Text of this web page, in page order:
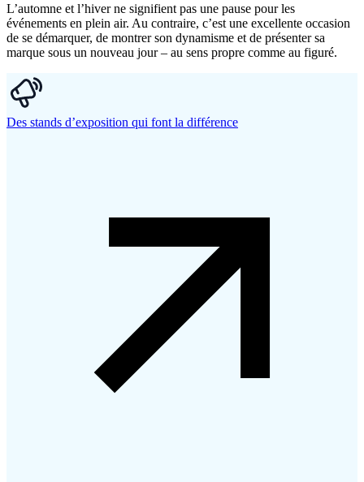
L’automne et l’hiver ne signifient pas une pause pour les
événements en plein air. Au contraire, c’est une excellente occasion
de se démarquer, de montrer son dynamisme et de présenter sa
marque sous un nouveau jour – au sens propre comme au figuré.
Des stands d’exposition qui font la différence